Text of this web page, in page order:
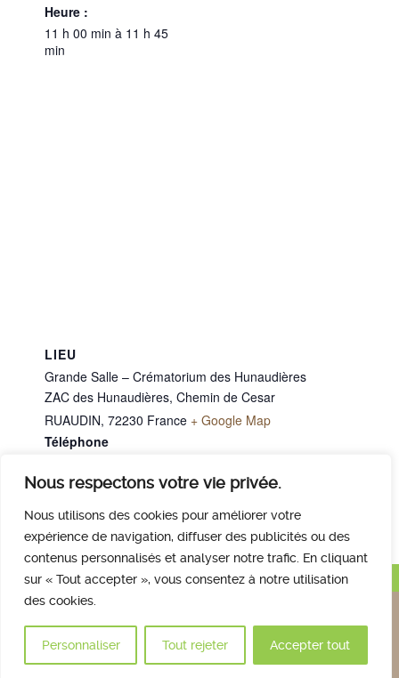
Nous respectons votre vie privée.
Nous utilisons des cookies pour améliorer votre
expérience de navigation, diffuser des publicités ou des
contenus personnalisés et analyser notre trafic. En cliquant
sur « Tout accepter », vous consentez à notre utilisation
des cookies.
Personnaliser Tout rejeter Accepter tout
Heure :
11 h 00 min à 11 h 45
min
LIEU
Grande Salle – Crématorium des Hunaudières
ZAC des Hunaudières, Chemin de Cesar
RUAUDIN, 72230 France + Google Map
Téléphone
M. HAMEAU Joël M. LUX Michel
Haut de page
Nous contacter
Plan et accès
Mentions légales
© 2017 Crématorium des Hunaudières